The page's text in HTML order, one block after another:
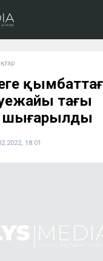
тағы
шығарылды
18:01